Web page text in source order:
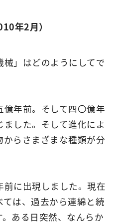
年2月）
」はどのようにしてで
年前。そして四〇億年
した。そして進化によ
らさまざまな種類が分
前に出現しました。現在
は、過去から連綿と続
ある日突然、なんらか